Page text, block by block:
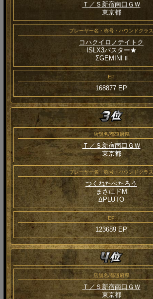
Ｔ／Ｓ新宿南口ＧＷ
東京都
プレーヤー名・称号・ハウンドクラス
コハクイロノテイトク
ISLX3バスター★
ΣGEMINI Ⅱ
EP
168877 EP
店舗名/都道府県
Ｔ／Ｓ新宿南口ＧＷ
東京都
プレーヤー名・称号・ハウンドクラス
つくねたべたろう
まさにドM
ΔPLUTO
EP
123689 EP
店舗名/都道府県
Ｔ／Ｓ新宿南口ＧＷ
東京都